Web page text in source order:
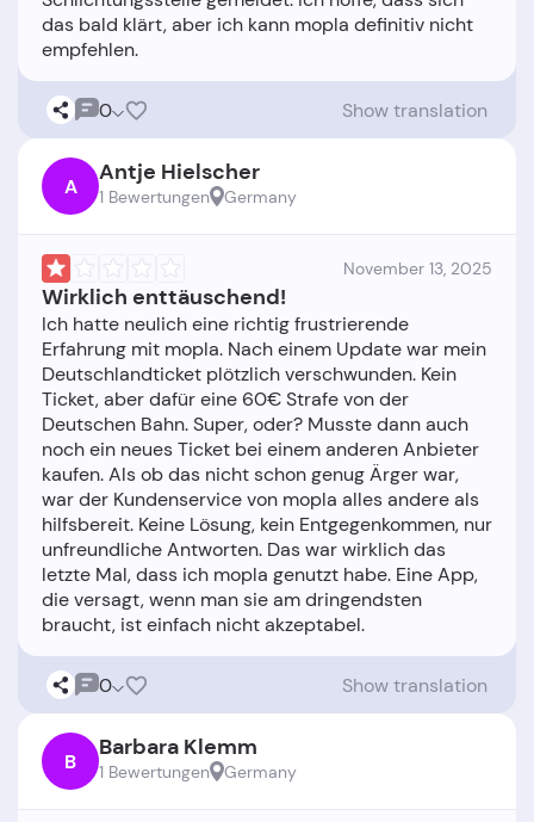
das bald klärt, aber ich kann mopla definitiv nicht
0 Show translation
A Antje Hielscher
1 Bewertungen Germany
November 13, 2025
Wirklich enttäuschend!
Ich hatte neulich eine richtig frustrierende
Erfahrung mit mopla. Nach einem Update war mein
Deutschlandticket plötzlich verschwunden. Kein
Ticket, aber dafür eine 60€ Strafe von der
Deutschen Bahn. Super, oder? Musste dann auch
noch ein neues Ticket bei einem anderen Anbieter
kaufen. Als ob das nicht schon genug Ärger war,
war der Kundenservice von mopla alles andere als
hilfsbereit. Keine Lösung, kein Entgegenkommen, nur
unfreundliche Antworten. Das war wirklich das
letzte Mal, dass ich mopla genutzt habe. Eine App,
die versagt, wenn man sie am dringendsten
0 Show translation
B Barbara Klemm
1 Bewertungen Germany